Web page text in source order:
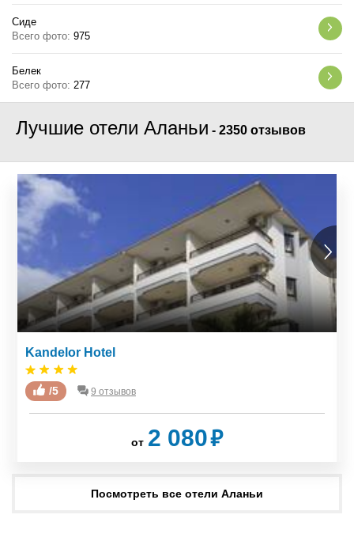
Сиде
Всего фото: 975
Белек
Всего фото: 277
Лучшие отели Аланьи - 2350 отзывов
Kandelor Hotel
/5 9 отзывов
от 2 080₽
Посмотреть все отели Аланьи